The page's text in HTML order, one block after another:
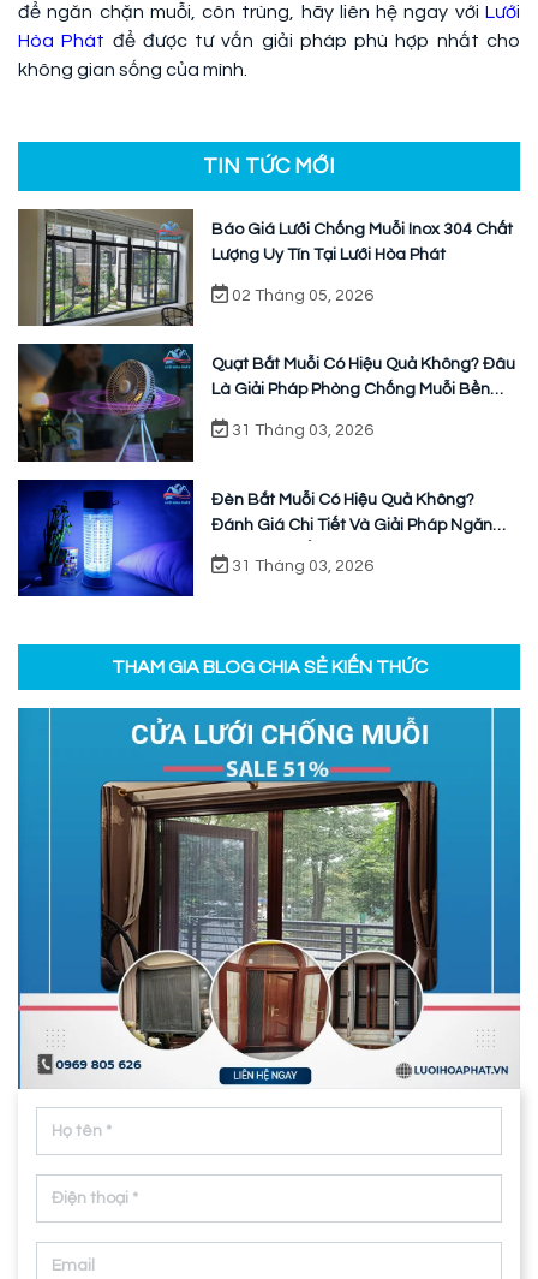
để ngăn chặn muỗi, côn trùng, hãy liên hệ ngay với Lưới
Hòa Phát để được tư vấn giải pháp phù hợp nhất cho
không gian sống của mình.
TIN TỨC MỚI
Báo Giá Lưới Chống Muỗi Inox 304 Chất
Lượng Uy Tín Tại Lưới Hòa Phát
02 Tháng 05, 2026
Quạt Bắt Muỗi Có Hiệu Quả Không? Đâu
Là Giải Pháp Phòng Chống Muỗi Bền
Vững
31 Tháng 03, 2026
Đèn Bắt Muỗi Có Hiệu Quả Không?
Đánh Giá Chi Tiết Và Giải Pháp Ngăn
31 Tháng 03, 2026
THAM GIA BLOG CHIA SẺ KIẾN THỨC